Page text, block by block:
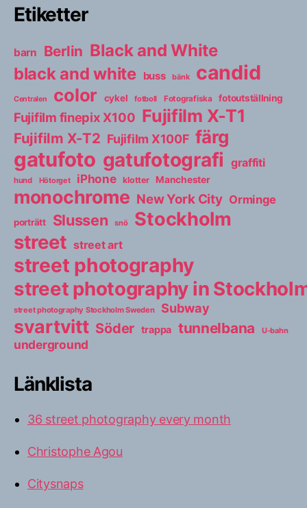
Etiketter
barn Berlin Black and White
black and white
buss bänk candid
Centralen color cykel fotboll Fotografiska fotoutställning
Fujifilm finepix X100 Fujifilm X-T1
Fujifilm X-T2 Fujifilm X100F färg
gatufoto gatufotografi graffiti
hund Hötorget iPhone klotter Manchester
monochrome New York City Orminge
porträtt Slussen snö Stockholm
street street art
street photography
street photography in
street photography Stockholm Sweden Subway
svartvitt Söder trappa tunnelbana U-bahn
underground
Länklista
36 street photography every month
Christophe Agou
Citysnaps